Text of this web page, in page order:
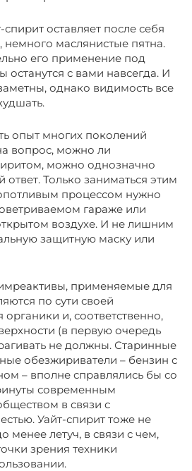
оставляет после себя
маслянистые пятна.
его применение под
останутся с вами навсегда. И
однако видимость все
опыт многих поколений
вопрос, можно ли
можно однозначно
ответ. Только заниматься этим
процессом нужно
гараже или
воздухе. И не лишним
защитную маску или
применяемые для
по сути своей
и, соответственно,
(в первую очередь
не должны. Старинные
обезжириватели – бензин с
– вполне справлялись бы со
современным
в связи с
Уайт-спирит тоже не
менее летуч, в связи с чем,
зрения техники